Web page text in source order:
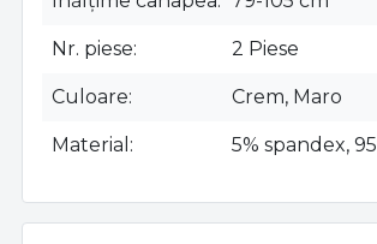
Nr. piese 2 Piese
Culoare Crem, Maro
Material 5% spandex,